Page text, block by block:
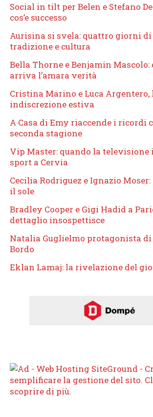
Social in tilt per Belen e Stefano
cos’e successo
Aurisina si svela: quattro giorni di
tradizione e cultura
Bella Thorne e Benjamin Mascolo:
arriva l’amara verità
Cristina Marino e Luca Argentero,
indiscrezione estiva
A Casa di Emy riaccende i ricordi
seconda stagione
Vip Master: quando la televisione
sport a Cervia
Cecilia Rodriguez e Ignazio
il sole
Bradley Cooper e Gigi Hadid a
dettaglio insospettisce
Natalia Guglielmo protagonista di
Bordo
Eklan Lamaj: la rivelazione del